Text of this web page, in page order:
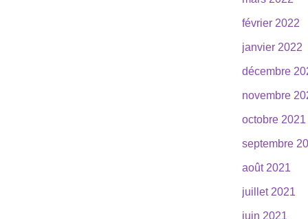
février 2022
janvier 2022
décembre
novembre
octobre 2021
septembre
août 2021
juillet 2021
juin 2021